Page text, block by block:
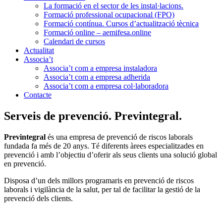
La formació en el sector de les instal·lacions.
Formació professional ocupacional (FPO)
Formació contínua. Cursos d’actualització tècnica
Formació online – aemifesa.online
Calendari de cursos
Actualitat
Associa’t
Associa’t com a empresa instaladora
Associa’t com a empresa adherida
Associa’t com a empresa col·laboradora
Contacte
Serveis de prevenció. Previntegral.
Previntegral és una empresa de prevenció de riscos laborals
fundada fa més de 20 anys. Té diferents àrees especialitzades en
prevenció i amb l’objectiu d’oferir als seus clients una solució global
en prevenció.
Disposa d’un dels millors programaris en prevenció de riscos
laborals i vigilància de la salut, per tal de facilitar la gestió de la
prevenció dels clients.